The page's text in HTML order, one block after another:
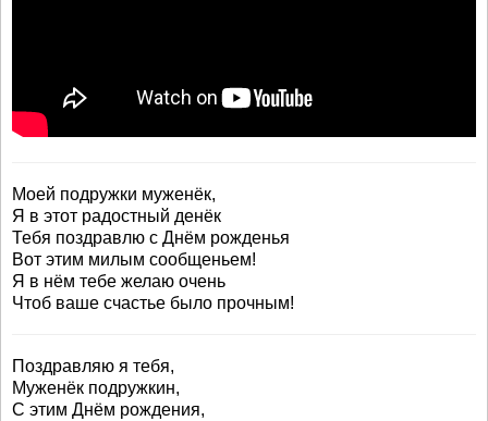
Моей подружки муженёк,
Я в этот радостный денёк
Тебя поздравлю с Днём рожденья
Вот этим милым сообщеньем!
Я в нём тебе желаю очень
Чтоб ваше счастье было прочным!
Поздравляю я тебя,
Муженёк подружкин,
С этим Днём рождения,